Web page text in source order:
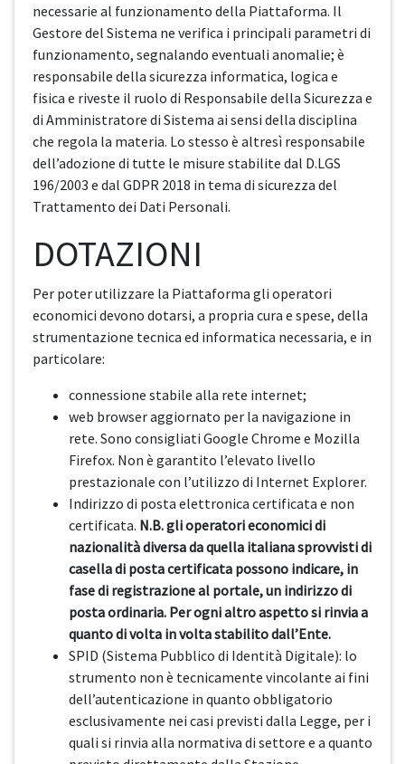
necessarie al funzionamento della Piattaforma. Il
Gestore del Sistema ne verifica i principali parametri di
funzionamento, segnalando eventuali anomalie; è
responsabile della sicurezza informatica, logica e
fisica e riveste il ruolo di Responsabile della Sicurezza e
di Amministratore di Sistema ai sensi della disciplina
che regola la materia. Lo stesso è altresì responsabile
dell’adozione di tutte le misure stabilite dal D.LGS
196/2003 e dal GDPR 2018 in tema di sicurezza del
Trattamento dei Dati Personali.
DOTAZIONI
Per poter utilizzare la Piattaforma gli operatori
economici devono dotarsi, a propria cura e spese, della
strumentazione tecnica ed informatica necessaria, e in
particolare:
connessione stabile alla rete internet;
web browser aggiornato per la navigazione in
rete. Sono consigliati Google Chrome e Mozilla
Firefox. Non è garantito l’elevato livello
prestazionale con l’utilizzo di Internet Explorer.
Indirizzo di posta elettronica certificata e non
certificata. N.B. gli operatori economici di
nazionalità diversa da quella italiana sprovvisti di
casella di posta certificata possono indicare, in
fase di registrazione al portale, un indirizzo di
posta ordinaria. Per ogni altro aspetto si rinvia a
quanto di volta in volta stabilito dall’Ente.
SPID (Sistema Pubblico di Identità Digitale): lo
strumento non è tecnicamente vincolante ai fini
dell’autenticazione in quanto obbligatorio
esclusivamente nei casi previsti dalla Legge, per i
quali si rinvia alla normativa di settore e a quanto